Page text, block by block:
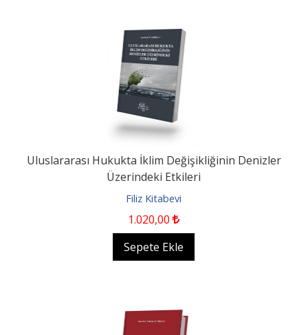
Uluslararası Hukukta İklim Değişikliğinin Denizler
Üzerindeki Etkileri
Filiz Kitabevi
1.020,00
Sepete Ekle